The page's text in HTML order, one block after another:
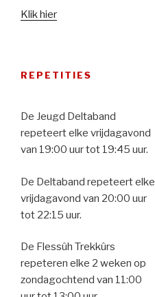
Klik hier
REPETITIES
De Jeugd Deltaband
repeteert elke vrijdagavond
van 19:00 uur tot 19:45 uur.
De Deltaband repeteert elke
vrijdagavond van 20:00 uur
tot 22:15 uur.
De Flessûh Trekkûrs
repeteren elke 2 weken op
zondagochtend van 11:00